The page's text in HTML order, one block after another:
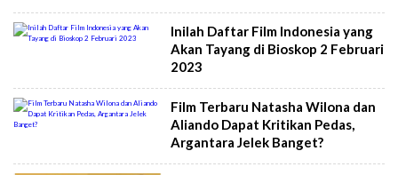
Inilah Daftar Film Indonesia yang
Akan Tayang di Bioskop 2 Februari
2023
Film Terbaru Natasha Wilona dan
Aliando Dapat Kritikan Pedas,
Argantara Jelek Banget?